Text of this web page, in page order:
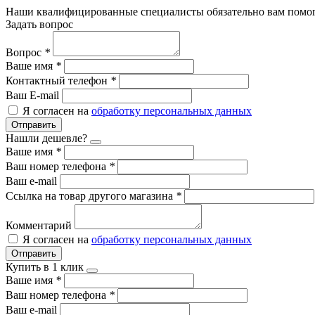
Наши квалифицированные специалисты обязательно вам
Задать вопрос
Вопрос *
Ваше имя *
Контактный телефон *
Ваш E-mail
Я согласен на обработку персональных данных
Отправить
Нашли дешевле?
Ваше имя *
Ваш номер телефона *
Ваш e-mail
Ссылка на товар другого магазина *
Комментарий
Я согласен на обработку персональных данных
Отправить
Купить в 1 клик
Ваше имя *
Ваш номер телефона *
Ваш e-mail